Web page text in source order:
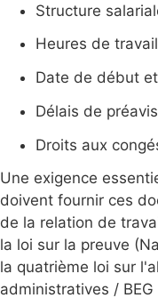
Structure
Heures de travail
Date de début
Délais de préavis
Droits aux
Une exigence
doivent fournir ces
de la relation de
la loi sur la preuve
la quatrième loi sur
administratives /